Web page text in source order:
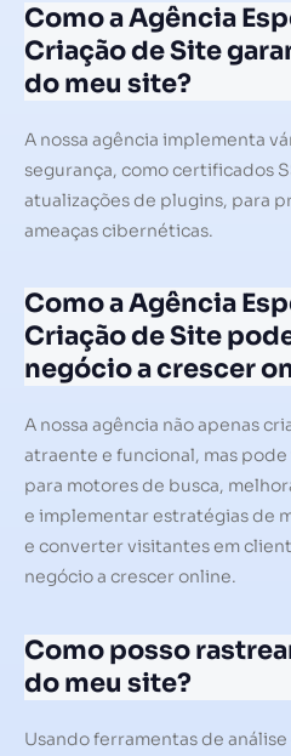
Como a Agência
Criação de Site
do meu site?
A nossa agência implementa
segurança, como certificados
atualizações de plugins, para
ameaças cibernéticas.
Como a Agência
Criação de Site
negócio a crescer
A nossa agência não apenas
atraente e funcional, mas
para motores de busca,
e implementar estratégias de
e converter visitantes em
negócio a crescer online.
Como posso
do meu site?
Usando ferramentas de